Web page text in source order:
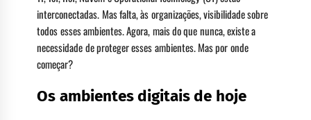
interconectadas. Mas falta, às organizações, visibilidade sobre
todos esses ambientes. Agora, mais do que nunca, existe a
necessidade de proteger esses ambientes. Mas por onde
começar?
Os ambientes digitais de hoje